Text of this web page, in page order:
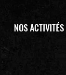
NOS ACTIVITÉS